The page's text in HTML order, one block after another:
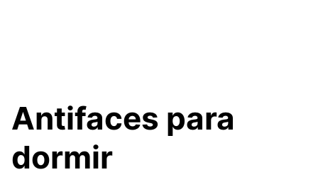
Antifaces para
dormir